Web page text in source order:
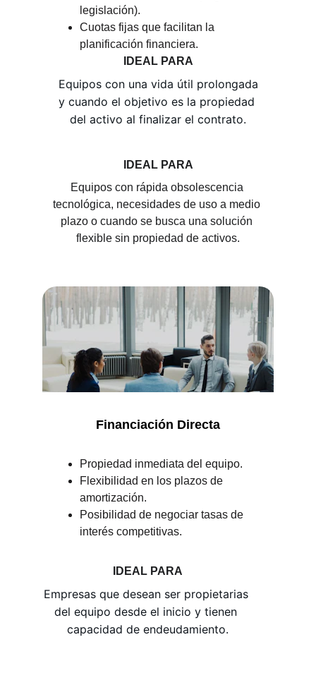
Financiación Directa
legislación).
Cuotas fijas que facilitan la
planificación financiera.
IDEAL PARA
Equipos con una vida útil prolongada
y cuando el objetivo es la propiedad
del activo al finalizar el contrato.
Propiedad inmediata del equipo.
Flexibilidad en los plazos de
amortización.
Posibilidad de negociar tasas de
interés competitivas.
IDEAL PARA
Empresas que desean ser propietarias
del equipo desde el inicio y tienen
capacidad de endeudamiento.
IDEAL PARA
Equipos con rápida obsolescencia
tecnológica, necesidades de uso a medio
plazo o cuando se busca una solución
flexible sin propiedad de activos.